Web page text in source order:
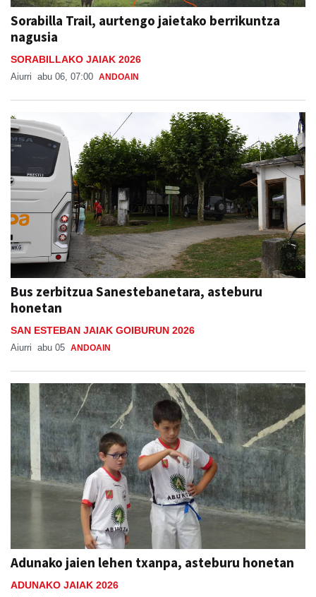
Sorabilla Trail, aurtengo jaietako berrikuntza
nagusia
SORABILLAKO JAIAK 2026
Aiurri abu 06, 07:00 ANDOAIN
Bus zerbitzua Sanestebanetara, asteburu
honetan
SAN ESTEBAN JAIAK GOIBURUN 2026
Aiurri abu 05 ANDOAIN
Adunako jaien lehen txanpa, asteburu honetan
ADUNAKO JAIAK 2026